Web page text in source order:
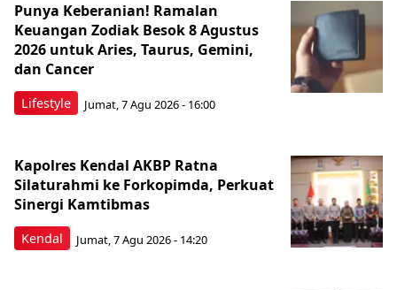
Lifestyle
Punya Keberanian! Ramalan
Keuangan Zodiak Besok 8 Agustus
2026 untuk Aries, Taurus, Gemini,
dan Cancer
Jumat, 7 Agu 2026 - 16:00
Kendal
Kapolres Kendal AKBP Ratna
Silaturahmi ke Forkopimda, Perkuat
Sinergi Kamtibmas
Jumat, 7 Agu 2026 - 14:20